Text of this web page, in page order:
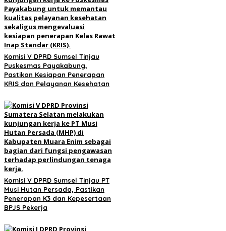
Komisi V DPRD Sumsel Tinjau
Puskesmas Payakabung,
Pastikan Kesiapan Penerapan
KRIS dan Pelayanan Kesehatan
Komisi V DPRD Sumsel Tinjau PT
Musi Hutan Persada, Pastikan
Penerapan K3 dan Kepesertaan
BPJS Pekerja